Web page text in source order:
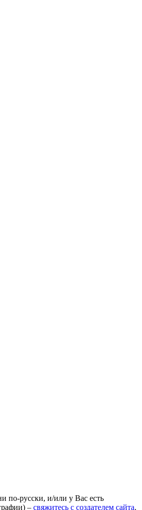
по-русски, и/или у Вас есть
– свяжитесь с создателем сайта.